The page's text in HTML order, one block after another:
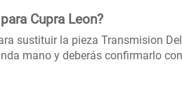
Cupra Leon?
sustituir la pieza Transmision
mano y deberás confirmarlo